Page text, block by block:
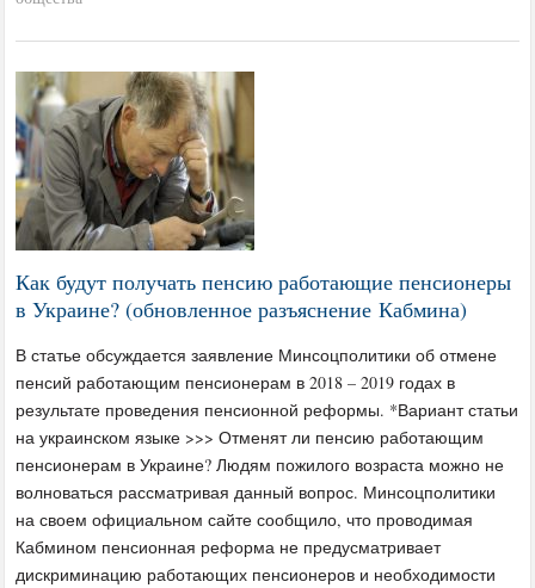
Как будут получать пенсию работающие пенсионеры
в Украине? (обновленное разъяснение Кабмина)
В статье обсуждается заявление Минсоцполитики об отмене
пенсий работающим пенсионерам в 2018 – 2019 годах в
результате проведения пенсионной реформы. *Вариант статьи
на украинском языке >>> Отменят ли пенсию работающим
пенсионерам в Украине? Людям пожилого возраста можно не
волноваться рассматривая данный вопрос. Минсоцполитики
на своем официальном сайте сообщило, что проводимая
Кабмином пенсионная реформа не предусматривает
дискриминацию работающих пенсионеров и необходимости